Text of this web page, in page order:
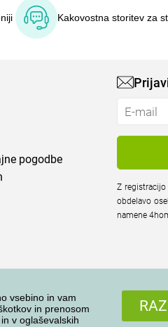
vsebino in vam
in prenosom
v oglaševalskih
Kakovostna storitev za
pogodbe
Z
obdelavo
namene